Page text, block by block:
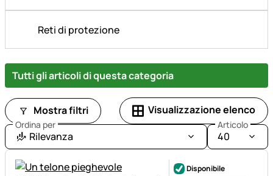
Reti di protezione
Tutti gli articoli di questa categoria
Mostra filtri Visualizzazione elenco
Ordina per
Rilevanza
Articolo
40
Disponibile